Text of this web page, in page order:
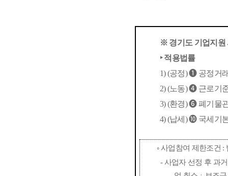
※ 경기도 기업지원
‣적용법률
1) (공정)❶ 공정거
2) (노동)❹ 근로기
3) (환경)❻폐기물
4) (납세 )❿ 국세기
◦사업참여 제한조건 :
-사업자 선정 후 과